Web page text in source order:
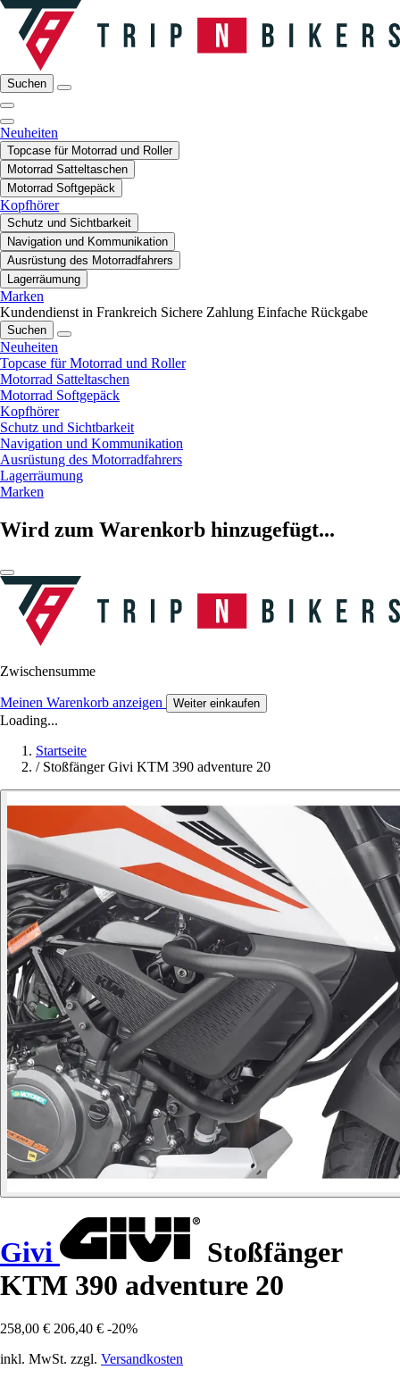
Suchen
Neuheiten
Topcase für Motorrad und Roller
Motorrad Satteltaschen
Motorrad Softgepäck
Kopfhörer
Schutz und Sichtbarkeit
Navigation und Kommunikation
Ausrüstung des Motorradfahrers
Lagerräumung
Marken
Kundendienst in Frankreich Sichere Zahlung Einfache Rückgabe
Suchen
Neuheiten
Topcase für Motorrad und Roller
Motorrad Satteltaschen
Motorrad Softgepäck
Kopfhörer
Schutz und Sichtbarkeit
Navigation und Kommunikation
Ausrüstung des Motorradfahrers
Lagerräumung
Marken
Wird zum Warenkorb hinzugefügt...
Zwischensumme
Meinen Warenkorb anzeigen Weiter einkaufen
Loading...
Startseite
/ Stoßfänger Givi KTM 390 adventure 20
Givi
Stoßfänger
KTM 390 adventure 20
258,00 € 206,40 € -20%
inkl. MwSt. zzgl. Versandkosten